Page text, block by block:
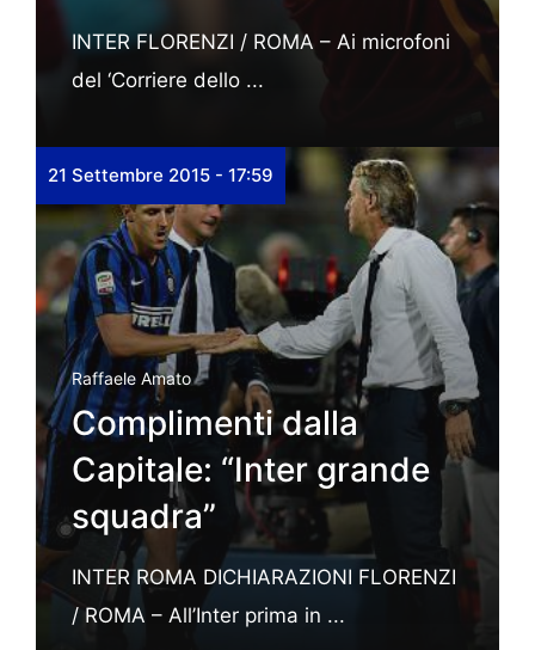
INTER FLORENZI / ROMA – Ai microfoni
del ‘Corriere dello ...
21 Settembre 2015 - 17:59
Raffaele Amato
Complimenti dalla
Capitale: “Inter grande
squadra”
INTER ROMA DICHIARAZIONI FLORENZI
/ ROMA – All’Inter prima in ...